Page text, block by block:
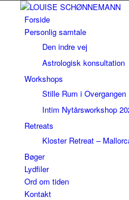
Forside
Personlig samtale
Den indre vej
Astrologisk konsultation
Workshops
Stille Rum i Overgangen
Intim Nytårsworkshop
Retreats
Kloster Retreat –
Bøger
Lydfiler
Ord om tiden
Kontakt